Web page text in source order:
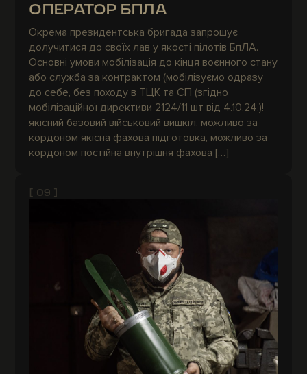
ОПЕРАТОР БПЛА
Окрема президентська бригада запрошує
долучитися до своїх лав у якості пілотів БпЛА.
Основні умови мобілізація до кінця воєнного стану
або служба за контрактом (мобілізуємо одразу
до себе, без походу в ТЦК та СП (згідно
мобілізаційної директиви 2124/11 шт від 4.10.24.)!
якісний базовий військовий вишкіл, можливо за
кордоном якісна фахова підготовка, можливо за
кордоном постійна внутрішня фахова […]
[ 09 ]